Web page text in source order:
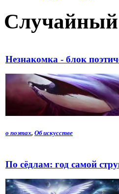
Незнакомка - блок
о поэтах, Об искусстве
По сёдлам: год самой